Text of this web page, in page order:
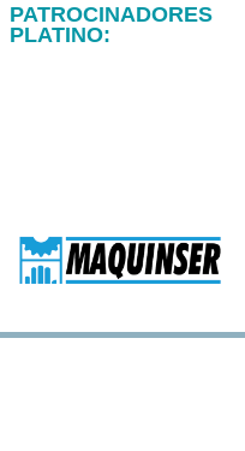
PATROCINADORES
PLATINO: